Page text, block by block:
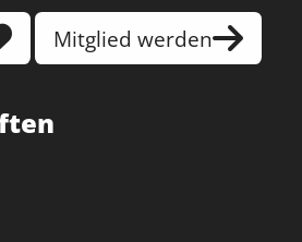
Mitglied werden